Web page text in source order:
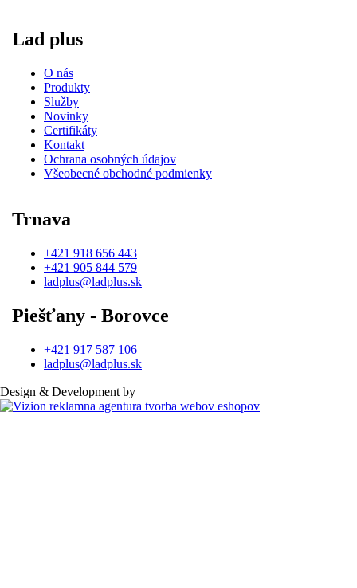
Lad plus
O nás
Produkty
Služby
Novinky
Certifikáty
Kontakt
Ochrana osobných údajov
Všeobecné obchodné podmienky
Trnava
+421 918 656 443
+421 905 844 579
ladplus@ladplus.sk
Piešťany - Borovce
+421 917 587 106
ladplus@ladplus.sk
Design & Development by